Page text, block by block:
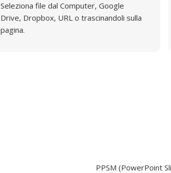
Seleziona file dal Computer, Google
Drive, Dropbox, URL o trascinandoli sulla
pagina.
PPSM (PowerPoint